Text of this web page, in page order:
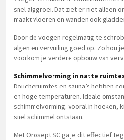
snel alggroei. Dat ziet er niet alleen
maakt vloeren en wanden ook
Door de voegen regelmatig te
algen en vervuiling goed op. Zo hou
voorkom je verdere opbouw van
Schimmelvorming in natte ruimtes
Doucheruimtes en sauna’s hebben
en hoge temperaturen. Ideale
schimmelvorming. Vooral in hoeken,
snel schimmel ontstaan.
Met Orosept SC ga je dit effectief